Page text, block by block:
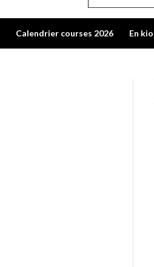
Calendrier courses 2026 En